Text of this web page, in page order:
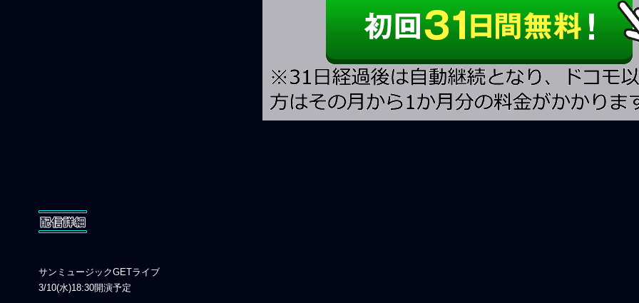
配信詳細
サンミュージックGETライブ
3/10(水)18:30開演予定